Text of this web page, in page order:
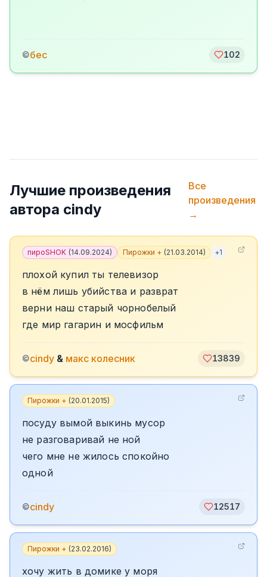
©бес 102
Лучшие произведения
автора cindy
Все
произведения
→
пироSHOK (14.09.2024) Пирожки + (21.03.2014) +1
плохой купил ты телевизор
в нём лишь убийства и разврат
верни наш старый чорнобелый
где мир гагарин и мосфильм
©cindy & макс колесник 13839
Пирожки + (20.01.2015)
посуду вымой выкинь мусор
не разговаривай не ной
чего мне не жилось спокойно
одной
©cindy 12517
Пирожки + (23.02.2016)
хочу жить в домике у моря